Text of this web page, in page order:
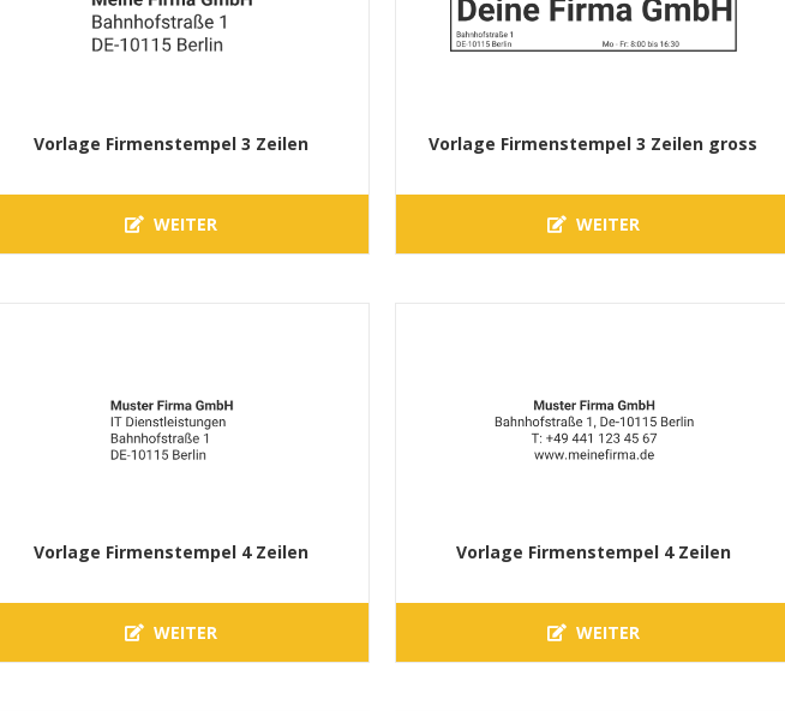
Vorlage Firmenstempel 3 Zeilen
WEITER
Vorlage Firmenstempel 3 Zeilen gross
WEITER
Vorlage Firmenstempel 4 Zeilen
WEITER
Vorlage Firmenstempel 4 Zeilen
WEITER